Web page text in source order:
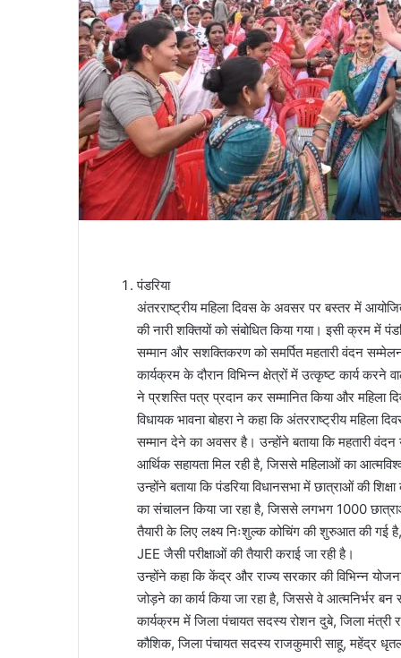
पंडरिया
अंतरराष्ट्रीय महिला दिवस के अवसर पर बस्तर में
की नारी शक्तियों को संबोधित किया गया। इसी क्रम में
सम्मान और सशक्तिकरण को समर्पित महतारी वंदन
कार्यक्रम के दौरान विभिन्न क्षेत्रों में उत्कृष्ट कार्य करने
ने प्रशस्ति पत्र प्रदान कर सम्मानित किया और महिला
विधायक भावना बोहरा ने कहा कि अंतरराष्ट्रीय
सम्मान देने का अवसर है। उन्होंने बताया कि महतारी
आर्थिक सहायता मिल रही है, जिससे महिलाओं का
उन्होंने बताया कि पंडरिया विधानसभा में छात्राओं की
का संचालन किया जा रहा है, जिससे लगभग 1000 छात्राओं
तैयारी के लिए लक्ष्य निःशुल्क कोचिंग की शुरुआत की
JEE जैसी परीक्षाओं की तैयारी कराई जा रही है।
उन्होंने कहा कि केंद्र और राज्य सरकार की विभिन्न
जोड़ने का कार्य किया जा रहा है, जिससे वे आत्मनिर्भर बन
कार्यक्रम में जिला पंचायत सदस्य रोशन दुबे, जिला
कौशिक, जिला पंचायत सदस्य राजकुमारी साहू, महेंद्र